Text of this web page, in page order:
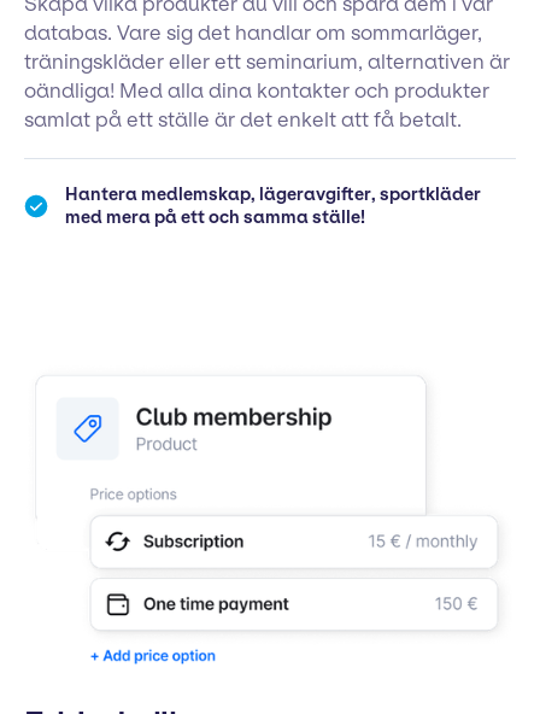
databas. Vare sig det handlar om sommarläger,
träningskläder eller ett seminarium, alternativen är
oändliga! Med alla dina kontakter och produkter
samlat på ett ställe är det enkelt att få betalt.
Hantera medlemskap, lägeravgifter, sportkläder
med mera på ett och samma ställe!